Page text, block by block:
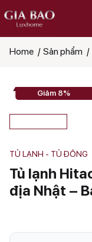
phẩm
Home Sản phẩm
Giảm 8%
TỦ LẠNH - TỦ ĐÔNG
Tủ lạnh
địa Nhật –